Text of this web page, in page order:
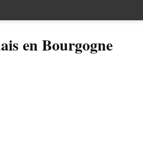
en Bourgogne